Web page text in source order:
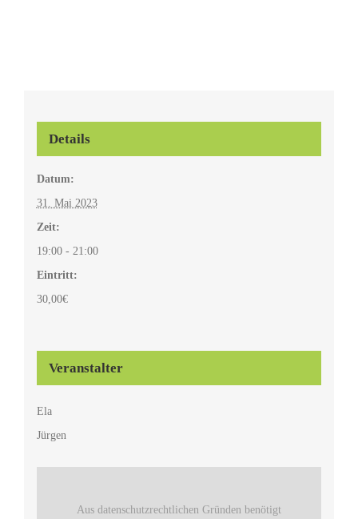
Details
Datum:
31. Mai 2023
Zeit:
19:00 - 21:00
Eintritt:
30,00€
Veranstalter
Ela
Jürgen
Aus datenschutzrechtlichen Gründen benötigt